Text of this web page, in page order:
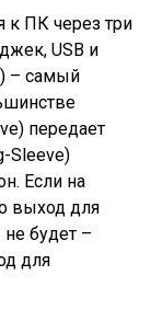
ПК через три
USB и
– самый
передает
Sleeve)
Если на
выход для
будет –
для